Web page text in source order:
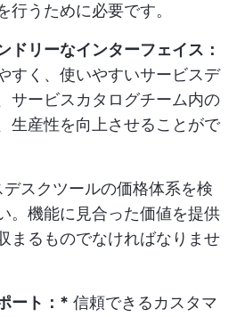
行うために必要です。
ドリーなインターフェイス：
すく、使いやすいサービスデ
サービスカタログチーム内の
生産性を向上させることがで
スクツールの価格体系を検
。機能に見合った価値を提供
まるものでなければなりませ
ート：* 信頼できるカスタマ